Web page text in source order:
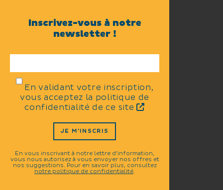
Inscrivez-vous à notre
newsletter !
En validant votre inscription,
vous acceptez la politique de
confidentialité de ce site
JE M'INSCRIS
En vous inscrivant à notre lettre d'information,
vous nous autorisez à vous envoyer nos offres et
nos suggestions. Pour en savoir plus, consultez
notre politique de confidentialité.